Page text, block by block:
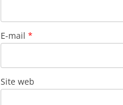
E-mail *
Site web